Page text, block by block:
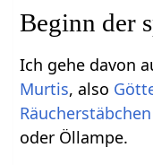
Beginn der
Ich gehe davon
Murtis, also
Räucherstäbchen
oder Öllampe.